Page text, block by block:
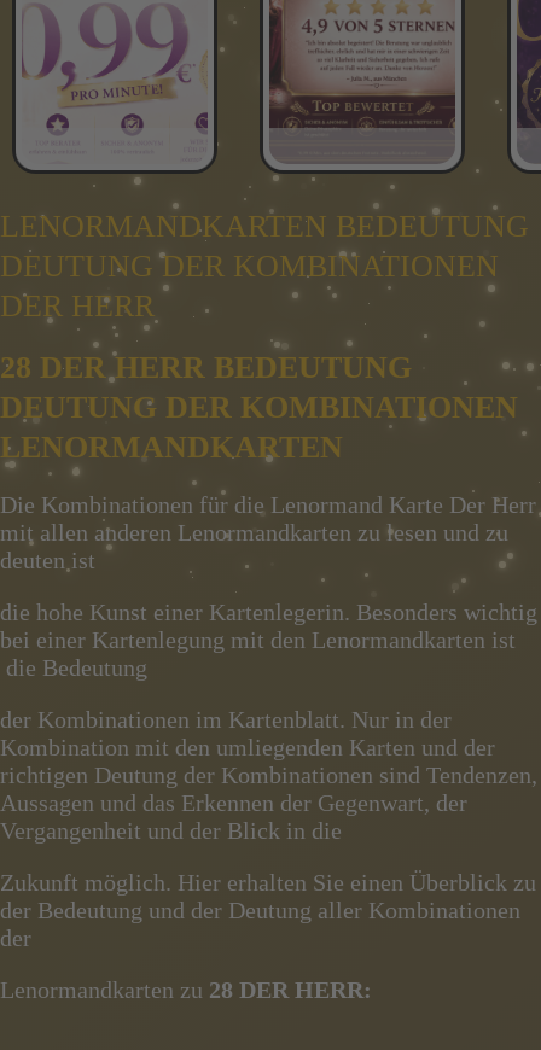
LENORMANDKARTEN BEDEUTUNG
DEUTUNG DER KOMBINATIONEN
DER HERR
28 DER HERR BEDEUTUNG
DEUTUNG DER KOMBINATIONEN
LENORMANDKARTEN
Die Kombinationen für die Lenormand Karte Der Herr
mit allen anderen Lenormandkarten zu lesen und zu
deuten ist
die hohe Kunst einer Kartenlegerin. Besonders wichtig
bei einer Kartenlegung mit den Lenormandkarten ist
die Bedeutung
der Kombinationen im Kartenblatt. Nur in der
Kombination mit den umliegenden Karten und der
richtigen Deutung der Kombinationen sind Tendenzen,
Aussagen und das Erkennen der Gegenwart, der
Vergangenheit und der Blick in die
Zukunft möglich. Hier erhalten Sie einen Überblick zu
der Bedeutung und der Deutung aller Kombinationen
der
Lenormandkarten zu 28 DER HERR: